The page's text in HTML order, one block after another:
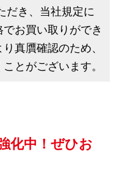
だき、当社規定に
お買い取りができ
真贋確認のため、
とがございます。
化中！ぜひお